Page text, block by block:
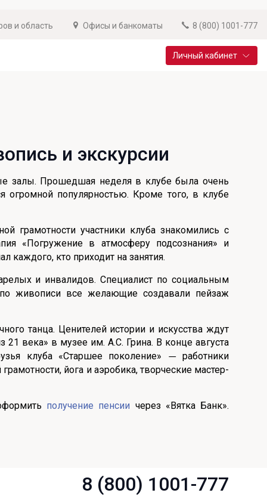
и область Офисы и банкоматы 8 (800) 1001-777
Подробнее
Личный кабинет
и экскурсии
залы. Прошедшая неделя в клубе была очень
огромной популярностью. Кроме того, в клубе
грамотности участники клуба знакомились с
«Погружение в атмосферу подсознания» и
каждого, кто приходит на занятия.
и инвалидов. Специалист по социальным
по живописи все желающие создавали пейзаж
танца. Ценителей истории и искусства ждут
века» в музее им. А.С. Грина. В конце августа
клуба «Старшее поколение»
—работники
йога и аэробика, творческие мастер-
получение пенсии через «Вятка Банк».
8 (800) 1001-777